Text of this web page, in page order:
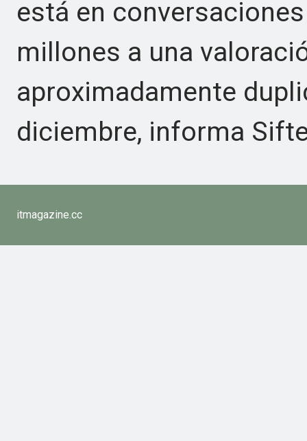
está en
millones a una
aproximadamente
diciembre, informa
itmagazine.cc